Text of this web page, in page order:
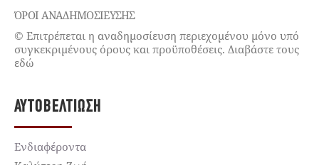
ΌΡΟΙ ΑΝΑΔΗΜΟΣΙΕΥΣΗΣ
© Επιτρέπεται η αναδημοσίευση περιεχομένου μόνο υπό
συγκεκριμένους όρους και προϋποθέσεις. Διαβάστε τους
εδώ
ΑΥΤΟΒΕΛΤΊΩΣΗ
Ενδιαφέροντα